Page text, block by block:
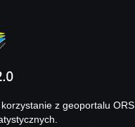
z geoportalu